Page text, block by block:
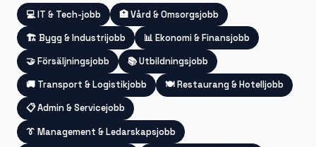
💻IT & Tech-jobb 🏥Vård & Omsorgsjobb
🏗️ Bygg & Industrijobb 📊Ekonomi & Finansjobb
🤝Försäljningsjobb 📚Utbildningsjobb
🚚 Transport & Logistikjobb 🍽️Restaurang & Hotelljobb
📋Admin & Servicejobb
👔 Management & Ledarskapsjobb